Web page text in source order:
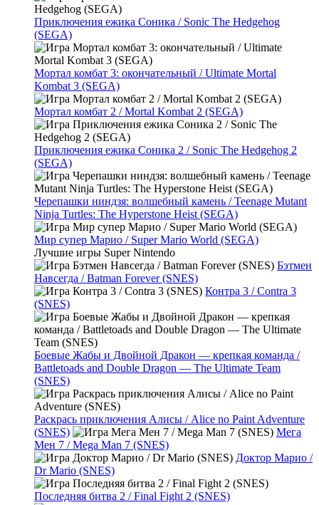
Приключения ежика Соника / Sonic The Hedgehog
(SEGA)
Мортал комбат 3: окончательный / Ultimate Mortal
Kombat 3 (SEGA)
Мортал комбат 2 / Mortal Kombat 2 (SEGA)
Приключения ежика Соника 2 / Sonic The Hedgehog 2
(SEGA)
Черепашки ниндзя: волшебный камень / Teenage Mutant
Ninja Turtles: The Hyperstone Heist (SEGA)
Мир супер Марио / Super Mario World (SEGA)
Лучшие игры Super Nintendo
Бэтмен
Навсегда / Batman Forever (SNES)
Контра 3 / Contra 3
(SNES)
Боевые Жабы и Двойной Дракон — крепкая команда /
Battletoads and Double Dragon — The Ultimate Team
(SNES)
Раскрась приключения Алисы / Alice no Paint Adventure
(SNES)
Мега
Мен 7 / Mega Man 7 (SNES)
Доктор Марио /
Dr Mario (SNES)
Последняя битва 2 / Final Fight 2 (SNES)